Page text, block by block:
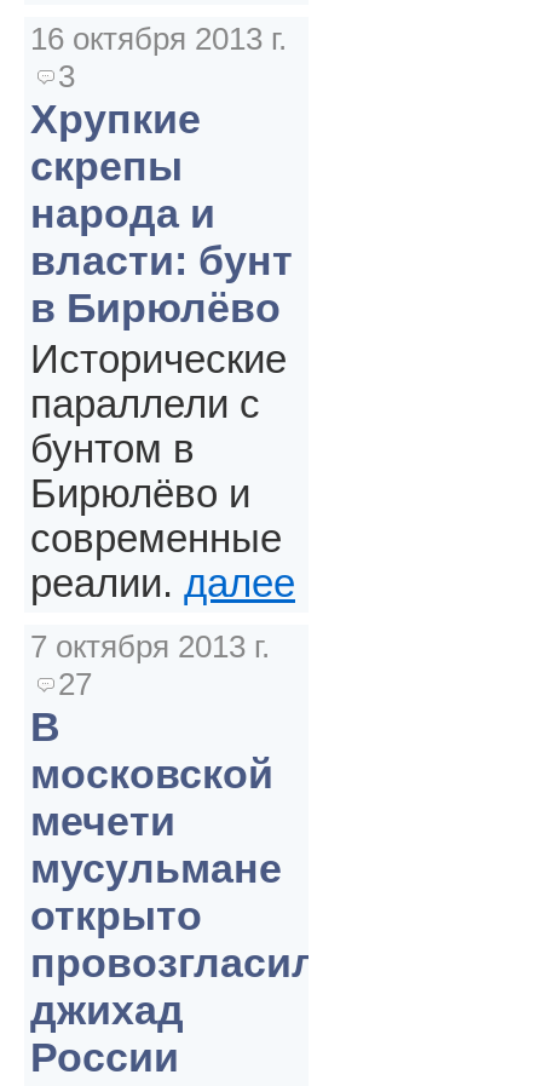
16 октября 2013 г.
3
Хрупкие
скрепы
народа и
власти: бунт
в Бирюлёво
Исторические
параллели с
бунтом в
Бирюлёво и
современные
реалии. далее
7 октября 2013 г.
27
В
московской
мечети
мусульмане
открыто
провозгласили
джихад
России